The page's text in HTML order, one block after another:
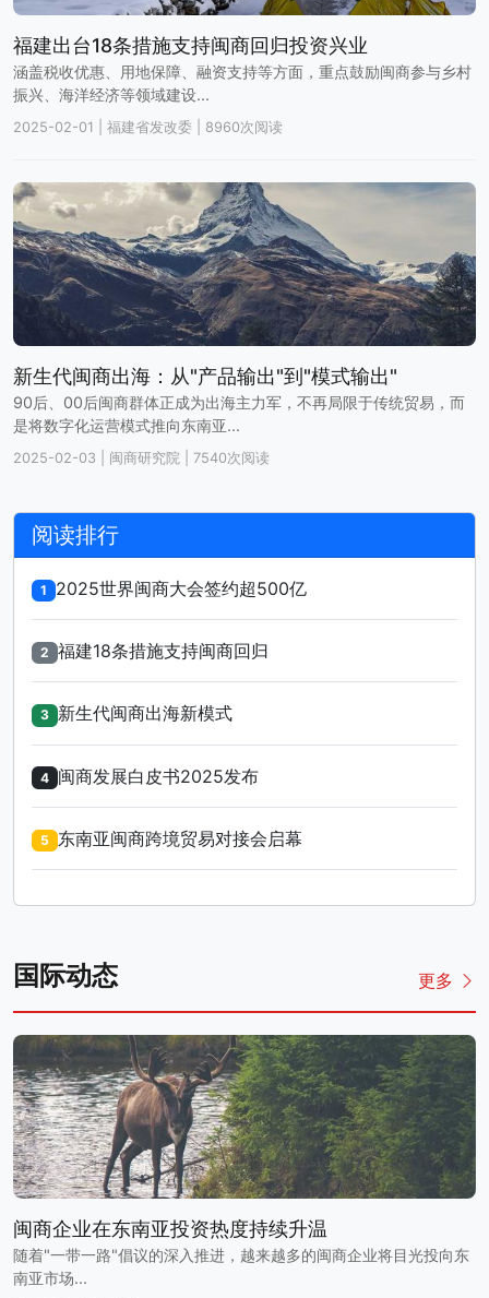
福建出台18条措施支持闽商回归投资兴业
涵盖税收优惠、用地保障、融资支持等方面，重点鼓励闽商参与乡村
振兴、海洋经济等领域建设...
2025-02-01 福建省发改委 8960次阅读
新生代闽商出海：从"产品输出"到"模式输出"
90后、00后闽商群体正成为出海主力军，不再局限于传统贸易，而
是将数字化运营模式推向东南亚...
2025-02-03 闽商研究院 7540次阅读
阅读排行
1 2025世界闽商大会签约超500亿
2 福建18条措施支持闽商回归
3 新生代闽商出海新模式
4 闽商发展白皮书2025发布
5 东南亚闽商跨境贸易对接会启幕
国际动态 更多
闽商企业在东南亚投资热度持续升温
随着"一带一路"倡议的深入推进，越来越多的闽商企业将目光投向东
南亚市场...